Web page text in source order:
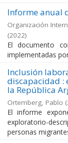
Informe anual
Organización
(2022)
El documento
implementadas
Inclusión
discapacidad :
la República
Ortemberg, Pablo (
El informe
exploratorio-
personas